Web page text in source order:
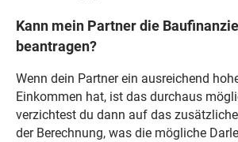
Kann mein Partner die
beantragen?
Wenn dein Partner ein ausreichend
Einkommen hat, ist das durchaus
verzichtest du dann auf das
der Berechnung, was die mögliche